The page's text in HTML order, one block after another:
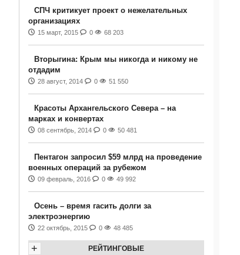
СПЧ критикует проект о нежелательных
организациях
15 март, 2015 0 68 203
Вторыгина: Крым мы никогда и никому не
отдадим
28 август, 2014 0 51 550
Красоты Архангельского Севера – на
марках и конвертах
08 сентябрь, 2014 0 50 481
Пентагон запросил $59 млрд на проведение
военных операций за рубежом
09 февраль, 2016 0 49 992
Осень – время гасить долги за
электроэнергию
22 октябрь, 2015 0 48 485
РЕЙТИНГОВЫЕ
+